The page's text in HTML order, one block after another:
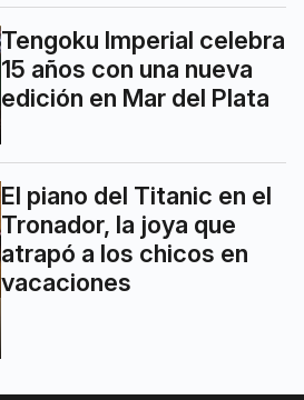
Tengoku Imperial celebra
15 años con una nueva
edición en Mar del Plata
El piano del Titanic en el
Tronador, la joya que
atrapó a los chicos en
vacaciones